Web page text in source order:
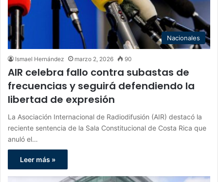
Nacionales
Ismael Hernández marzo 2, 2026 90
AIR celebra fallo contra subastas de
frecuencias y seguirá defendiendo la
libertad de expresión
La Asociación Internacional de Radiodifusión (AIR) destacó la
reciente sentencia de la Sala Constitucional de Costa Rica que
anuló el…
Leer más »